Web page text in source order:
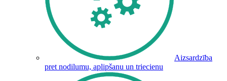
Aizsardzība
pret nodilumu, aplipšanu un triecienu